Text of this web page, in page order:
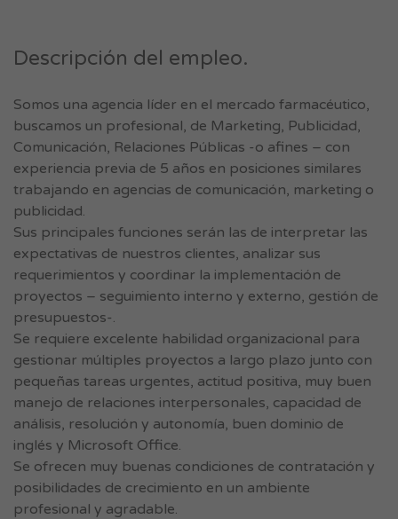
Descripción del empleo.
Somos una agencia líder en el mercado farmacéutico,
buscamos un profesional, de Marketing, Publicidad,
Comunicación, Relaciones Públicas -o afines – con
experiencia previa de 5 años en posiciones similares
trabajando en agencias de comunicación, marketing o
publicidad.
Sus principales funciones serán las de interpretar las
expectativas de nuestros clientes, analizar sus
requerimientos y coordinar la implementación de
proyectos – seguimiento interno y externo, gestión de
presupuestos-.
Se requiere excelente habilidad organizacional para
gestionar múltiples proyectos a largo plazo junto con
pequeñas tareas urgentes, actitud positiva, muy buen
manejo de relaciones interpersonales, capacidad de
análisis, resolución y autonomía, buen dominio de
inglés y Microsoft Office.
Se ofrecen muy buenas condiciones de contratación y
posibilidades de crecimiento en un ambiente
profesional y agradable.